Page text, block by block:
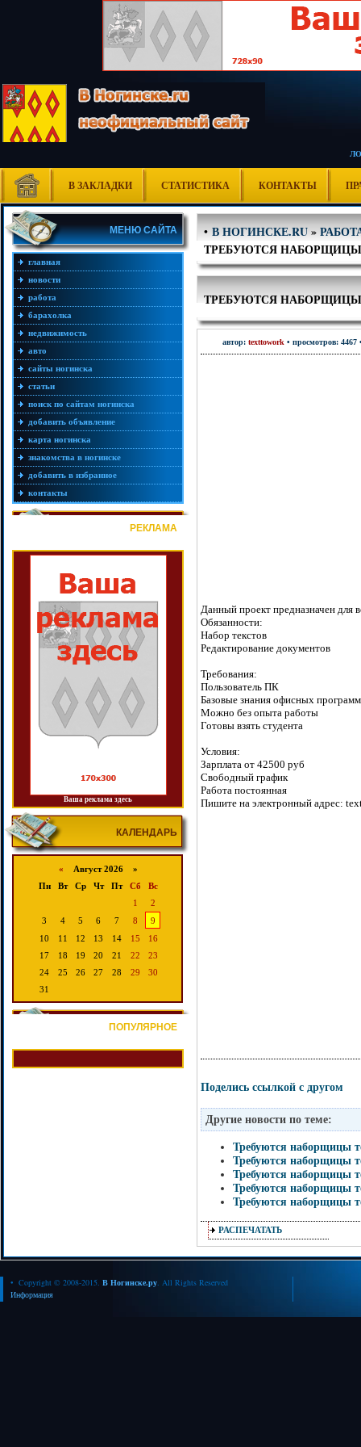
В ЗАКЛАДКИ СТАТИСТИКА КОНТАКТЫ
МЕНЮ САЙТА
главная
новости
работа
барахолка
недвижимость
авто
сайты ногинска
статьи
поиск по сайтам ногинска
добавить объявление
карта ногинска
знакомства в ногинске
добавить в избранное
контакты
РЕКЛАМА
Ваша реклама здесь
КАЛЕНДАРЬ
« Август 2026 »
Пн
Вт Ср Чт Пт Сб
Вс
1
2
3
4 5 6 7 8
9
10
11 12 13 14 15
16
17
18 19 20 21 22
23
24
25 26 27 28 29
30
31
ПОПУЛЯРНОЕ
•В НОГИНСКЕ.RU»
ТРЕБУЮТСЯ НАБОРЩИЦЫ
ТРЕБУЮТСЯ НАБОРЩИЦЫ
автор: texttowork • просмотров: 4467
Данный проект предназначен для
Обязанности:
Набор текстов
Редактирование документов
Требования:
Пользователь ПК
Базовые знания офисных программ
Можно без опыта работы
Готовы взять студента
Условия:
Зарплата от 42500 руб
Свободный график
Работа постоянная
Пишите на электронный адрес:
Поделись ссылкой с другом
Другие новости по теме:
Требуются наборщицы
Требуются наборщицы
Требуются наборщицы
Требуются наборщицы
Требуются наборщицы
РАСПЕЧАТАТЬ
• Copyright © 2008-2015. В Ногинске.ру. All Rights Reserved
Информация